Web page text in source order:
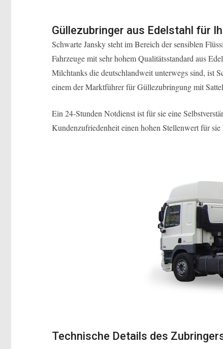
Güllezubringer aus Edelstahl für
Schwarte Jansky steht im Bereich der sensiblen
Fahrzeuge mit sehr hohem Qualitätsstandard aus
Milchtanks die deutschlandweit unterwegs sind, ist
einem der Marktführer für Güllezubringung mit
Ein 24-Stunden Notdienst ist für sie eine
Kundenzufriedenheit einen hohen Stellenwert für sie
Technische Details des